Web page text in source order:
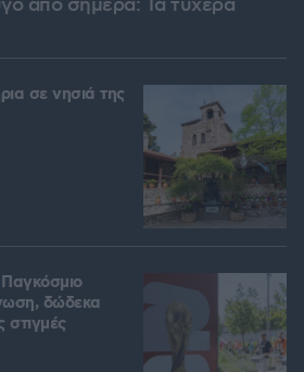
από σήμερα: Τα τυχερά
σε νησιά της
δώδεκα
στιγμές